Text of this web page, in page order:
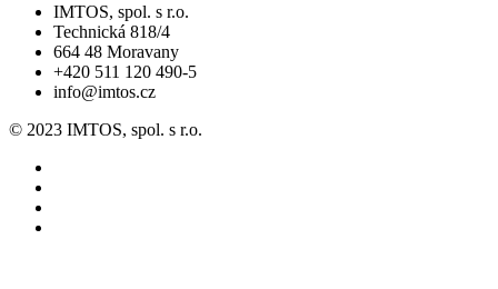
IMTOS, spol. s r.o.
Technická 818/4
664 48 Moravany
+420 511 120 490-5
info@imtos.cz
© 2023 IMTOS, spol. s r.o.